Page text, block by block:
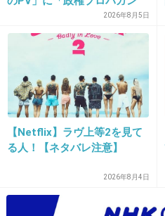
そういえば長瀬のタトゥ
22. 匿名2016/02/06(土) 14:01:07
腕の裏側だから正面か
ね
出典：i.imgur.com
2026年8月5日
【Netflix】ラヴ上等2を見て
る人！【ネタバレ注意】
2026年8月4日